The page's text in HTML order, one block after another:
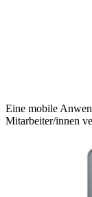
Eine mobile
Mitarbeiter/innen